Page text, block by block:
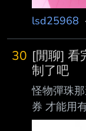
lsd25968 ·
30 [閒聊] 看
制了吧
怪物彈珠
券 才能用
麼計算 都